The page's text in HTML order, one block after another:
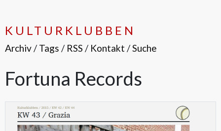
KULTURKLUBBEN
Archiv/ Tags / RSS / Kontakt /Suche
Fortuna Records